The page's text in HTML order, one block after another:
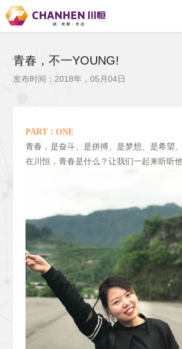
青春，不一YOUNG!
发布时间：2018年，05月04日
PART：ONE
青春，是奋斗、是拼搏、是梦想、是希
在川恒，青春是什么？让我们一起来听听